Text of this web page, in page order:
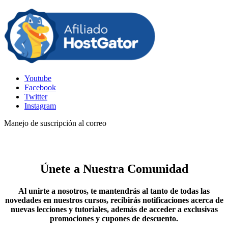
Youtube
Facebook
Twitter
Instagram
Manejo de suscripción al correo
Únete a Nuestra Comunidad
Al unirte a nosotros, te mantendrás al tanto de todas las
novedades en nuestros cursos, recibirás notificaciones acerca de
nuevas lecciones y tutoriales, además de acceder a exclusivas
promociones y cupones de descuento.